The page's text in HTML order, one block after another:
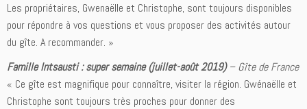
Les propriétaires, Gwenaëlle et Christophe, sont toujours disponibles
pour répondre à vos questions et vous proposer des activités autour
du gîte. A recommander. »
Famille Intsausti : super semaine (juillet-août 2019)–Gîte de France
« Ce gîte est magnifique pour connaître, visiter la région. Gwénaëlle et
Christophe sont toujours très proches pour donner des